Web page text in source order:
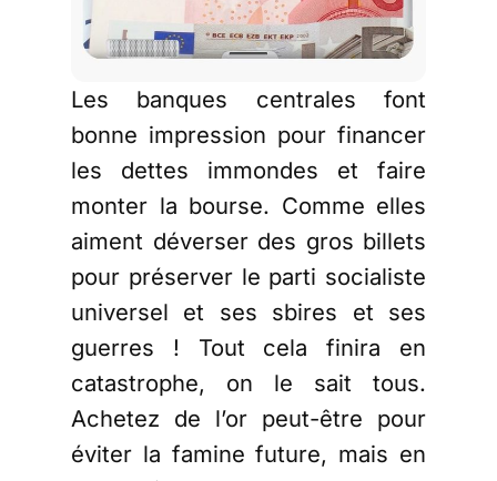
Les banques centrales font
bonne impression pour financer
les dettes immondes et faire
monter la bourse. Comme elles
aiment déverser des gros billets
pour préserver le parti socialiste
universel et ses sbires et ses
guerres ! Tout cela finira en
catastrophe, on le sait tous.
Achetez de l’or peut-être pour
éviter la famine future, mais en